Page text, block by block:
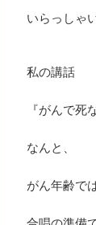
いらっしゃ
私の講話
『がんで死
なんと、
がん年齢で